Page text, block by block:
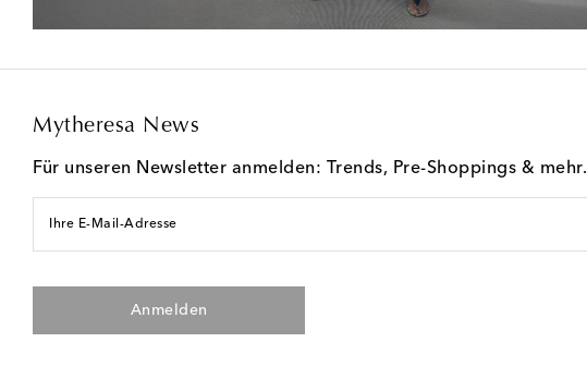
Mytheresa News
Für unseren Newsletter anmelden: Trends, Pre-Shoppings & mehr.
Ihre E-Mail-Adresse
Anmelden